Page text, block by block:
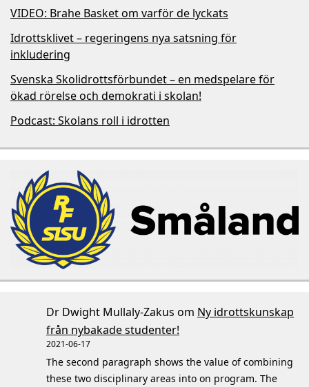
VIDEO: Brahe Basket om varför de lyckats
Idrottsklivet – regeringens nya satsning för
inkludering
Svenska Skolidrottsförbundet – en medspelare för
ökad rörelse och demokrati i skolan!
Podcast: Skolans roll i idrotten
Dr Dwight Mullaly-Zakus om Ny idrottskunskap
från nybakade studenter!
2021-06-17
The second paragraph shows the value of combining
these two disciplinary areas into on program. The